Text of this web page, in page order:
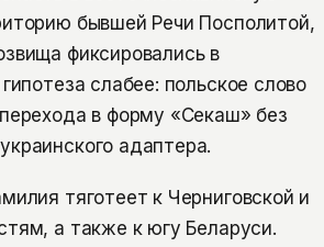
бывшей Речи Посполитой,
фиксировались в
слабее: польское слово
в форму «Секаш» без
адаптера.
тяготеет к Черниговской и
а также к югу Беларуси.